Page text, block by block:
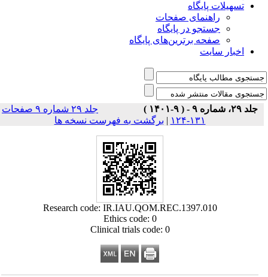
تسهیلات پایگاه
راهنمای صفحات
جستجو در پایگاه
صفحه برترین‌های پایگاه
اخبار سایت
جلد ۲۹، شماره ۹ - ( ۹-۱۴۰۱ )
جلد ۲۹ شماره ۹ صفحات
۱۳۱-۱۲۴
| برگشت به فهرست نسخه ها
Research code: IR.IAU.QOM.REC.1397.010
Ethics code: 0
Clinical trials code: 0